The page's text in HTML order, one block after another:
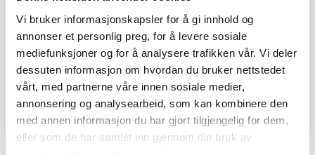
Vi bruker informasjonskapsler for å gi innhold og
annonser et personlig preg, for å levere sosiale
mediefunksjoner og for å analysere trafikken vår. Vi deler
dessuten informasjon om hvordan du bruker nettstedet
vårt, med partnerne våre innen sosiale medier,
annonsering og analysearbeid, som kan kombinere den
med annen informasjon du har gjort tilgjengelig for dem,
eller som de har samlet inn gjennom din bruk av
Focaccia med feta og urter, glutenfri